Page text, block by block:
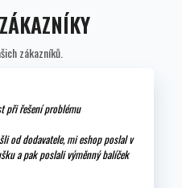
zákazníků.
při řešení problému
od dodavatele, mi eshop poslal v
a pak poslali výměnný balíček